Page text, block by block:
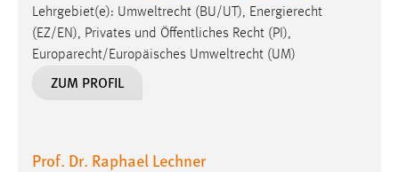
Lehrgebiet(e): Umweltrecht (BU/UT), Energierecht
(EZ/EN), Privates und Öffentliches Recht (PI),
Europarecht/Europäisches Umweltrecht (UM)
ZUM PROFIL
Prof. Dr. Raphael Lechner